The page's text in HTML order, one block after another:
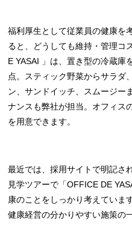
福利厚生として従業員の健康を
ると、どうしても維持・管理コ
E YASAI 」は、置き型の冷蔵庫
点。スティック野菜からサラダ
ン、サンドイッチ、スムージー
ナンスも弊社が担当。オフィス
を用意できます。
最近では、採用サイトで明記さ
見学ツアーで「OFFICE DE
康のことをしっかり考えていま
健康経営の分かりやすい施策の